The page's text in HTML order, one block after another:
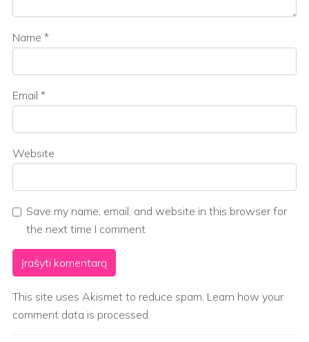
Name *
Email *
Website
Save my name, email, and website in this browser for
the next time I comment
This site uses Akismet to reduce spam. Learn how your
comment data is processed.